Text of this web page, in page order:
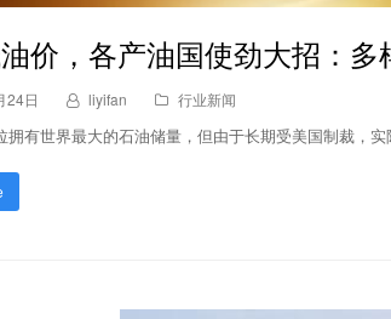
价，各产油国使劲大招：
24日 liyifan 行业新闻
拥有世界最大的石油储量，但由于长期受美国制裁，